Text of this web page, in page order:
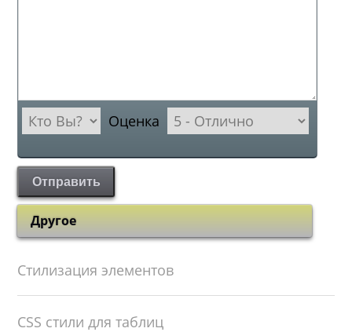
Оценка
Отправить
Другое
Стилизация элементов
CSS стили для таблиц